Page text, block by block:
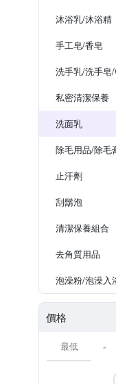
沐浴乳/沐浴精
手工皂/香皂
洗手乳/洗手皂
私密清潔保養
洗面乳
除毛用品/除毛
止汗劑
刮鬍泡
清潔保養組合
去角質用品
泡澡粉/泡澡入
價格
-